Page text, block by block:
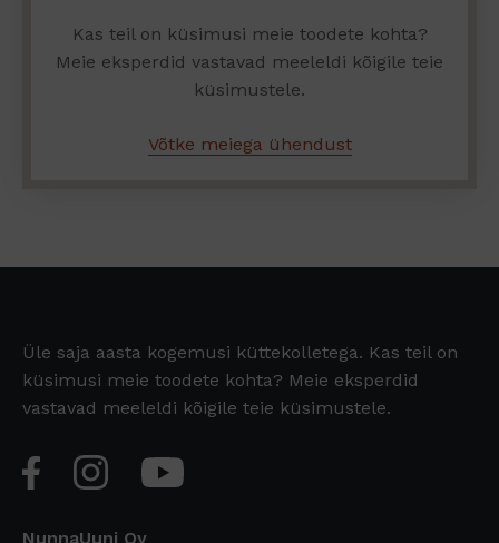
Kas teil on küsimusi meie toodete kohta?
Meie eksperdid vastavad meeleldi kõigile teie
küsimustele.
Võtke meiega ühendust
Üle saja aasta kogemusi küttekolletega. Kas teil on
küsimusi meie toodete kohta? Meie eksperdid
vastavad meeleldi kõigile teie küsimustele.
NunnaUuni Oy